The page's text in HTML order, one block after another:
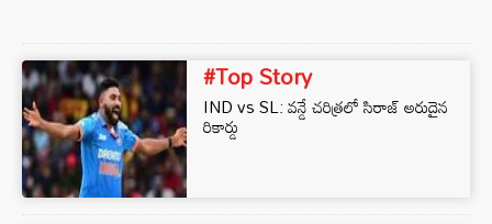
#Top Story
IND vs SL: వన్డే చరిత్రలో సిరాజ్ అరుదైన
రికార్డు